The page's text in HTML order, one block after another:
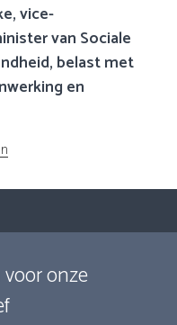
vice-
van Sociale
belast met
en
onze